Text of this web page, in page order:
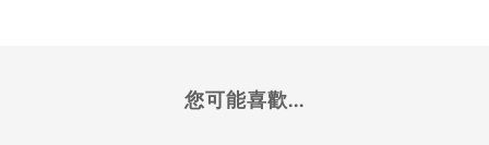
您可能喜歡...